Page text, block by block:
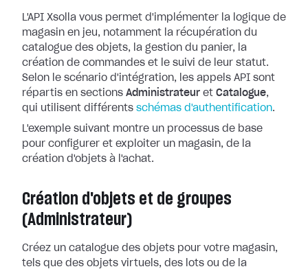
L'API Xsolla vous permet d'implémenter la logique de
magasin en jeu, notamment la récupération du
catalogue des objets, la gestion du panier, la
création de commandes et le suivi de leur statut.
Selon le scénario d'intégration, les appels API sont
répartis en sections Administrateur et Catalogue,
qui utilisent différents schémas d'authentification.
L'exemple suivant montre un processus de base
pour configurer et exploiter un magasin, de la
création d'objets à l'achat.
Création d'objets et de groupes
(Administrateur)
Créez un catalogue des objets pour votre magasin,
tels que des objets virtuels, des lots ou de la